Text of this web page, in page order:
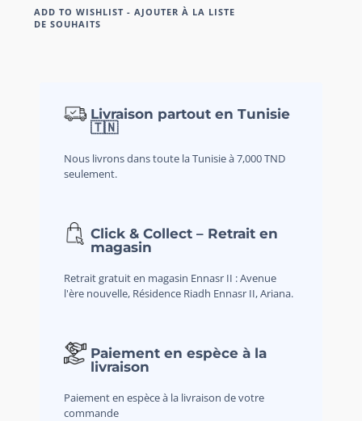
ADD TO WISHLIST - AJOUTER À LA LISTE
DE SOUHAITS
Livraison partout en Tunisie
🇹🇳
Nous livrons dans toute la Tunisie à 7,000 TND
seulement.
Click & Collect – Retrait en
magasin
Retrait gratuit en magasin Ennasr II : Avenue
l'ère nouvelle, Résidence Riadh Ennasr II, Ariana.
Paiement en espèce à la
livraison
Paiement en espèce à la livraison de votre
commande